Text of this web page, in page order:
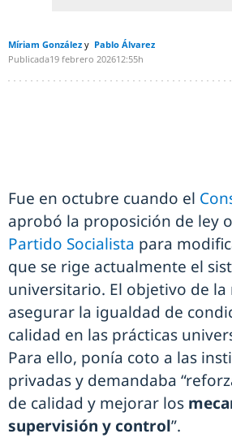
Míriam González
Pablo Álvarez
Publicada19 febrero 202612:55h
Fue en octubre cuando el
aprobó la proposición de ley
Partido Socialista para
que se rige actualmente el
universitario. El objetivo de
asegurar la igualdad de
calidad en las prácticas
Para ello, ponía coto a las
privadas y demandaba
de calidad y mejorar los
supervisión y control”.